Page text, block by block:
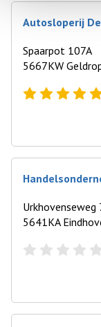
Autosloperij
Spaarpot 107A
5667KW
Urkhovenseweg
5641KA